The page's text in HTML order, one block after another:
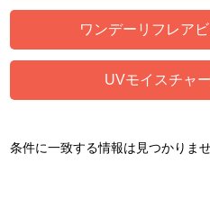
ワンデーリフレア
UVモイスチャ
条件に一致する情報は見つかりませ